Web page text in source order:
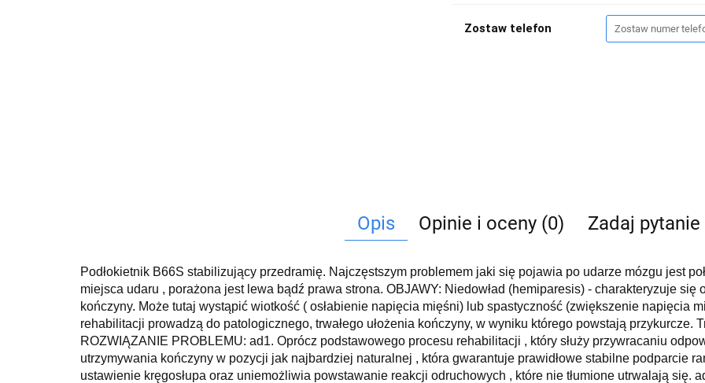
Zostaw telefon
Opis Opinie i oceny (0) Zadaj pytanie
Podłokietnik B66S stabilizujący przedramię. Najczęstszym problemem jaki się pojawia po udarze mózgu jest
miejsca udaru , porażona jest lewa bądź prawa strona. OBJAWY: Niedowład (hemiparesis) - charakteryzuje
kończyny. Może tutaj wystąpić wiotkość ( osłabienie napięcia mięśni) lub spastyczność (zwiększenie napięcia
rehabilitacji prowadzą do patologicznego, trwałego ułożenia kończyny, w wyniku którego powstają przykurcze.
ROZWIĄZANIE PROBLEMU: ad1. Oprócz podstawowego procesu rehabilitacji , który służy przywracaniu
utrzymywania kończyny w pozycji jak najbardziej naturalnej , która gwarantuje prawidłowe stabilne podparcie
ustawienie kręgosłupa oraz uniemożliwia powstawanie reakcji odruchowych , które nie tłumione utrwalają się.